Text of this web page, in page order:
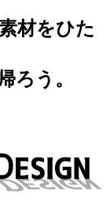
材をひた
ろう。